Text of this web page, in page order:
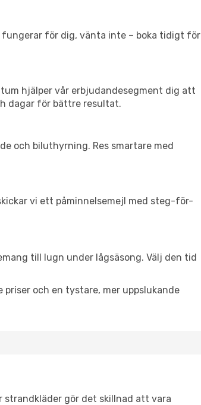
fungerar för dig, vänta inte – boka tidigt för
hjälper vår erbjudandesegment dig att
dagar för bättre resultat.
och biluthyrning. Res smartare med
vi ett påminnelsemejl med steg-för-
till lugn under lågsäsong. Välj den tid
och en tystare, mer uppslukande
strandkläder gör det skillnad att vara